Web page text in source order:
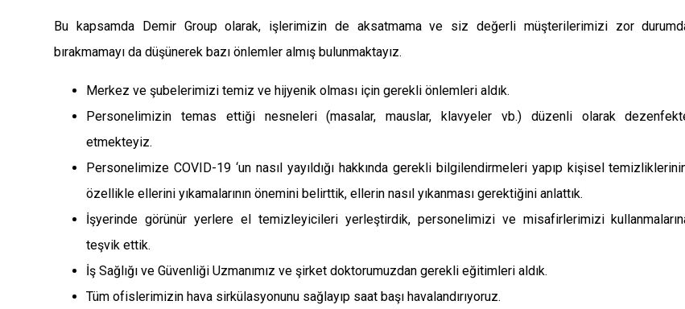
Bu kapsamda Demir Group olarak, işlerimizin de aksatmama ve siz değerli müşterilerimizi zor
bırakmamayı da düşünerek bazı önlemler almış bulunmaktayız.
Merkez ve şubelerimizi temiz ve hijyenik olması için gerekli önlemleri aldık.
Personelimizin temas ettiği nesneleri (masalar, mauslar, klavyeler vb.) düzenli olarak
etmekteyiz.
Personelimize COVID-19 ‘un nasıl yayıldığı hakkında gerekli bilgilendirmeleri yapıp kişisel
özellikle ellerini yıkamalarının önemini belirttik, ellerin nasıl yıkanması gerektiğini anlattık.
İşyerinde görünür yerlere el temizleyicileri yerleştirdik, personelimizi ve misafirlerimizi
teşvik ettik.
İş Sağlığı ve Güvenliği Uzmanımız ve şirket doktorumuzdan gerekli eğitimleri aldık.
Tüm ofislerimizin hava sirkülasyonunu sağlayıp saat başı havalandırıyoruz.